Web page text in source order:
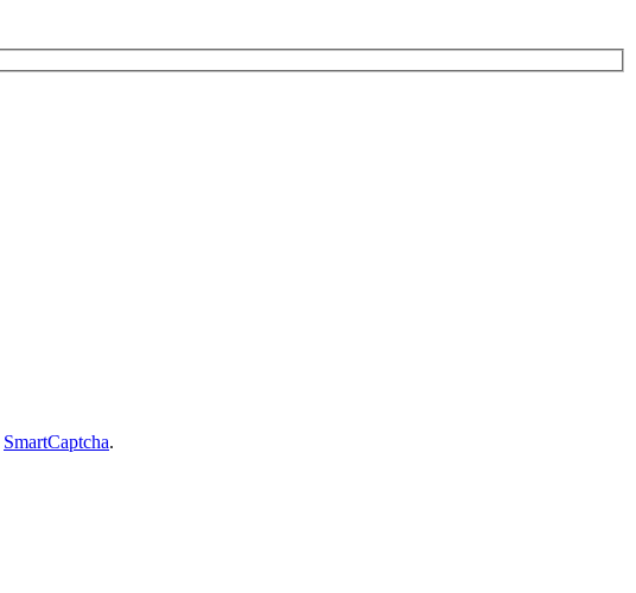
SmartCaptcha.